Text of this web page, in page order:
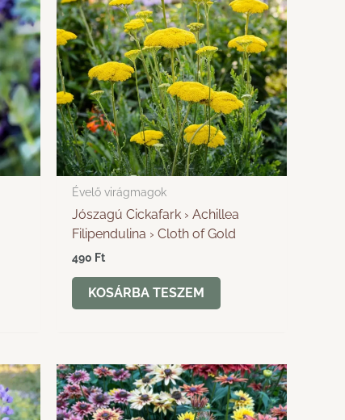
Évelő virágmagok
Jószagú Cickafark › Achillea
Filipendulina › Cloth of Gold
490 Ft
KOSÁRBA TESZEM